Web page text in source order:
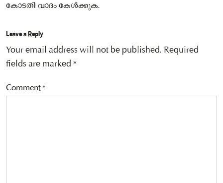
കോടതി വാദം കേള്‍ക്കുക.
Leave a Reply
Your email address will not be published. Required
fields are marked *
Comment*